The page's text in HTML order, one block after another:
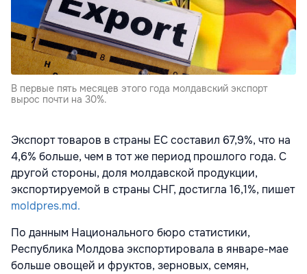
В первые пять месяцев этого года молдавский экспорт
вырос почти на 30%.
Экспорт товаров в страны ЕС составил 67,9%, что на
4,6% больше, чем в тот же период прошлого года. С
другой стороны, доля молдавской продукции,
экспортируемой в страны СНГ, достигла 16,1%, пишет
moldpres.md.
По данным Национального бюро статистики,
Республика Молдова экспортировала в январе-мае
больше овощей и фруктов, зерновых, семян,